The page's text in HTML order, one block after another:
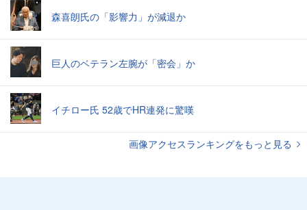
森喜朗氏の「影響力」が減退か
巨人のベテラン左腕が「密会」か
イチロー氏 52歳でHR連発に驚嘆
画像アクセスランキングをもっと見る